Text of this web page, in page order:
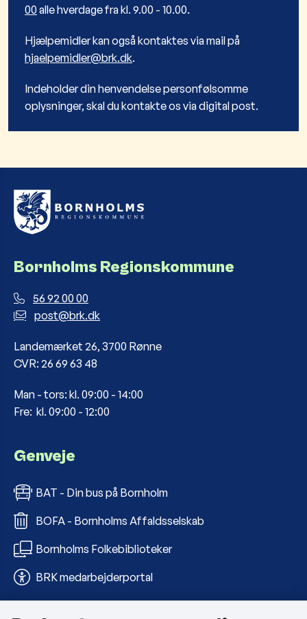
00 alle hverdage fra kl. 9.00 - 10.00.
Hjælpemidler kan også kontaktes via mail på
hjaelpemidler@brk.dk.
Indeholder din henvendelse personfølsomme
oplysninger, skal du kontakte os via digital post.
Bornholms Regionskommune
56 92 00 00
post@brk.dk
Landemærket 26, 3700 Rønne
CVR: 26 69 63 48
Man - tors: kl. 09:00 - 14:00
Fre: kl. 09:00 - 12:00
Genveje
BAT - Din bus på Bornholm
BOFA - Bornholms Affaldsselskab
Bornholms Folkebiblioteker
BRK medarbejderportal